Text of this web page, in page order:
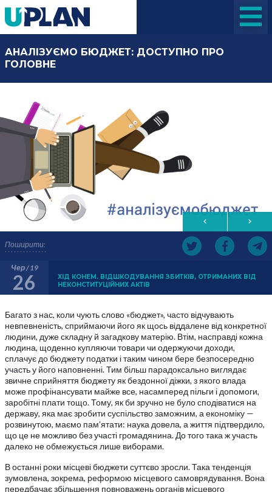
Поширити:
АНАЛІЗУЄМО БЮДЖЕТ: ДОСТУПНО ПРО
ГОЛОВНЕ
Чер / 19
26
ХІД КОНЕМ. ВІДШКОДУВАННЯ ЗБИТКІВ, ОТРИМАНИХ ВІД
НЕКОНСТИТУЦІЙНИХ АКТІВ
Багато з нас, коли чують слово «бюджет», часто відчувають
невпевненість, сприймаючи його як щось віддалене від конкретної
людини, дуже складну й загадкову матерію. Втім, насправді кожна
людина, щоденно купляючи товари чи одержуючи доходи,
сплачує до бюджету податки і таким чином бере безпосередню
участь у його наповненні. Тим більш парадоксально виглядає
звичне сприйняття бюджету як бездонної діжки, з якого влада
може профінансувати майже все, насамперед пільги і допомоги,
заробітні плати тощо. Тому, як би зручно не було сподіватися на
державу, яка має зробити суспільство заможним, а економіку —
розвинутою, маємо пам’ятати: наука довела, а життя підтвердило,
що це не можливо без участі громадянина. До того така ж участь
далеко не обмежується лише виборами.
В останні роки місцеві бюджети суттєво зросли. Така тенденція
зумовлена, зокрема, реформою місцевого самоврядування. Вона
передбачає збільшення повноважень органів місцевого